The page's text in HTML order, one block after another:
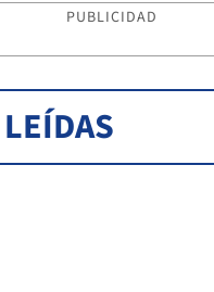
PUBLICIDAD